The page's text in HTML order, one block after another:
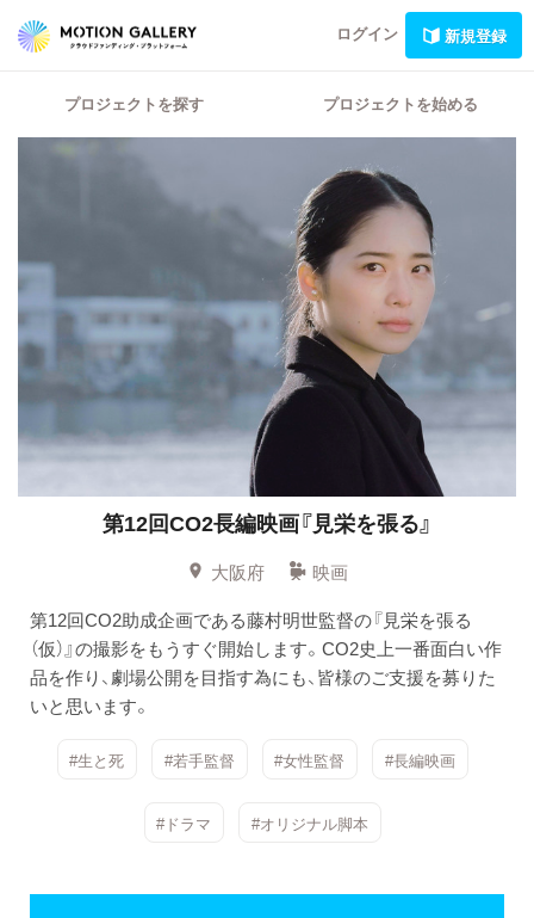
ログイン 新規登録
プロジェクトを探す プロジェクトを始める
第12回CO2長編映画『見栄を張る』
大阪府
映画
第12回CO2助成企画である藤村明世監督の『見栄を張る
（仮）』の撮影をもうすぐ開始します。CO2史上一番面白い作
品を作り、劇場公開を目指す為にも、皆様のご支援を募りた
いと思います。
#生と死 #若手監督 #女性監督 #長編映画
#ドラマ #オリジナル脚本